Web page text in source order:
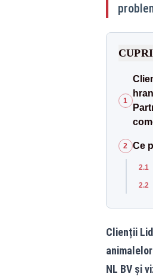
1
2 Ce
2.1
2.2
Clienții
NL BV și